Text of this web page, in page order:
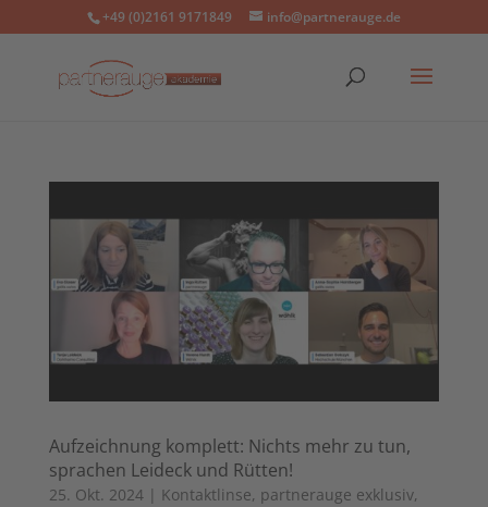
+49 (0)2161 9171849 info@partnerauge.de
Aufzeichnung komplett: Nichts mehr zu tun,
sprachen Leideck und Rütten!
25. Okt. 2024| Kontaktlinse, partnerauge exklusiv,